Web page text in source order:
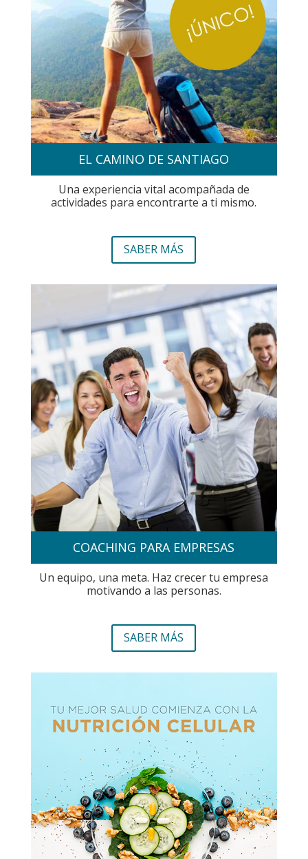
EL CAMINO DE SANTIAGO
Una experiencia vital acompañada de
actividades para encontrarte a ti mismo.
SABER MÁS
COACHING PARA EMPRESAS
Un equipo, una meta. Haz crecer tu empresa
motivando a las personas.
SABER MÁS